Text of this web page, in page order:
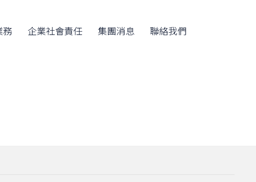
務 企業社會責任 集團消息 聯絡我們